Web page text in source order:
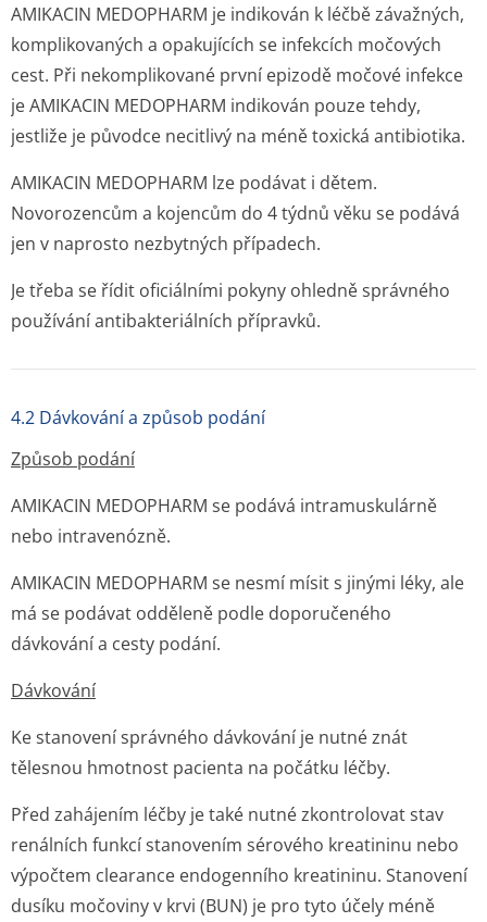
AMIKACIN MEDOPHARM je indikován k léčbě závažných,
komplikovaných a opakujících se infekcích močových
cest. Při nekomplikované první epizodě močové infekce
je AMIKACIN MEDOPHARM indikován pouze tehdy,
jestliže je původce necitlivý na méně toxická antibiotika.
AMIKACIN MEDOPHARM lze podávat i dětem.
Novorozencům a kojencům do 4 týdnů věku se podává
jen v naprosto nezbytných případech.
Je třeba se řídit oficiálními pokyny ohledně správného
používání antibakteriálních přípravků.
4.2 Dávkování a způsob podání
Způsob podání
AMIKACIN MEDOPHARM se podává intramuskulárně
nebo intravenózně.
AMIKACIN MEDOPHARM se nesmí mísit s jinými léky, ale
má se podávat odděleně podle doporučeného
dávkování a cesty podání.
Dávkování
Ke stanovení správného dávkování je nutné znát
tělesnou hmotnost pacienta na počátku léčby.
Před zahájením léčby je také nutné zkontrolovat stav
renálních funkcí stanovením sérového kreatininu nebo
výpočtem clearance endogenního kreatininu. Stanovení
dusíku močoviny v krvi (BUN) je pro tyto účely méně